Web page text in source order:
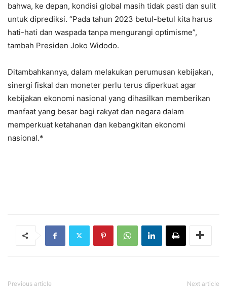
bahwa, ke depan, kondisi global masih tidak pasti dan sulit
untuk diprediksi. “Pada tahun 2023 betul-betul kita harus
hati-hati dan waspada tanpa mengurangi optimisme”,
tambah Presiden Joko Widodo.
Ditambahkannya, dalam melakukan perumusan kebijakan,
sinergi fiskal dan moneter perlu terus diperkuat agar
kebijakan ekonomi nasional yang dihasilkan memberikan
manfaat yang besar bagi rakyat dan negara dalam
memperkuat ketahanan dan kebangkitan ekonomi
nasional.*
Previous article Next article